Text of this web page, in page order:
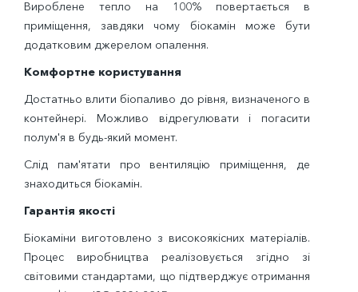
Вироблене тепло на 100% повертається в
приміщення, завдяки чому біокамін може бути
додатковим джерелом опалення.
Комфортне користування
Достатньо влити біопаливо до рівня, визначеного в
контейнері. Можливо відрегулювати і погасити
полум'я в будь-який момент.
Слід пам'ятати про вентиляцію приміщення, де
знаходиться біокамін.
Гарантія якості
Біокаміни виготовлено з високоякісних матеріалів.
Процес виробництва реалізовується згідно зі
світовими стандартами, що підтверджує отримання